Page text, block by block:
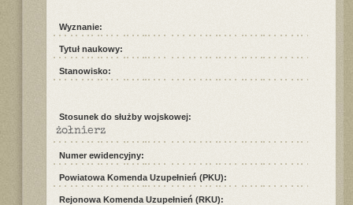
Wyznanie:
Tytuł naukowy:
Stanowisko:
Stosunek do służby wojskowej:
żołnierz
Numer ewidencyjny:
Powiatowa Komenda Uzupełnień (PKU):
Rejonowa Komenda Uzupełnień (RKU):